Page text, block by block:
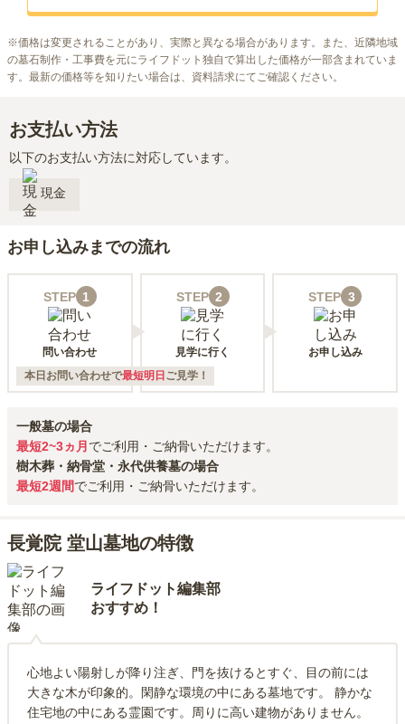
※価格は変更されることがあり、実際と異なる場合があります。また、近隣地域
の墓石制作・工事費を元にライフドット独自で算出した価格が一部含まれていま
す。最新の価格等を知りたい場合は、資料請求にてご確認ください。
お支払い方法
以下のお支払い方法に対応しています。
現金
お申し込みまでの流れ
STEP 1
問い合わせ
STEP 2
見学に行く
STEP 3
お申し込み
本日お問い合わせで最短明日 ご見学！
一般墓の場合
最短2~3ヵ月 でご利用・ご納骨いただけます。
樹木葬・納骨堂・永代供養墓の場合
最短2週間でご利用・ご納骨いただけます。
長覚院 堂山墓地の特徴
ライフドット編集部
おすすめ！
心地よい陽射しが降り注ぎ、門を抜けるとすぐ、目の前には
大きな木が印象的。閑静な環境の中にある墓地です。 静かな
住宅地の中にある霊園です。周りに高い建物がありません。